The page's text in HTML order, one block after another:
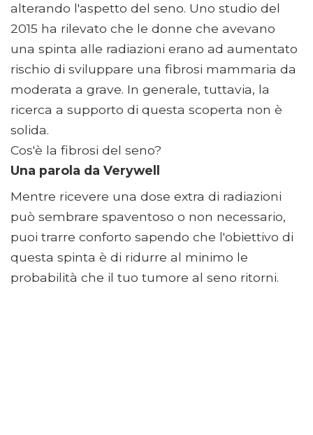
alterando l'aspetto del seno. Uno studio del
2015 ha rilevato che le donne che avevano
una spinta alle radiazioni erano ad aumentato
rischio di sviluppare una fibrosi mammaria da
moderata a grave. In generale, tuttavia, la
ricerca a supporto di questa scoperta non è
solida.
Cos'è la fibrosi del seno?
Una parola da Verywell
Mentre ricevere una dose extra di radiazioni
può sembrare spaventoso o non necessario,
puoi trarre conforto sapendo che l'obiettivo di
questa spinta è di ridurre al minimo le
probabilità che il tuo tumore al seno ritorni.